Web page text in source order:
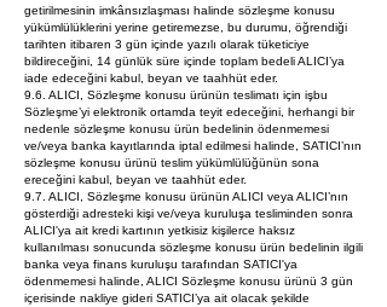
getirilmesinin imkânsızlaşması halinde sözleşme konusu
yükümlülüklerini yerine getiremezse, bu durumu, öğrendiği
tarihten itibaren 3 gün içinde yazılı olarak tüketiciye
bildireceğini, 14 günlük süre içinde toplam bedeli ALICI’ya
iade edeceğini kabul, beyan ve taahhüt eder.
9.6. ALICI, Sözleşme konusu ürünün teslimatı için işbu
Sözleşme’yi elektronik ortamda teyit edeceğini, herhangi bir
nedenle sözleşme konusu ürün bedelinin ödenmemesi
ve/veya banka kayıtlarında iptal edilmesi halinde, SATICI’nın
sözleşme konusu ürünü teslim yükümlülüğünün sona
ereceğini kabul, beyan ve taahhüt eder.
9.7. ALICI, Sözleşme konusu ürünün ALICI veya ALICI’nın
gösterdiği adresteki kişi ve/veya kuruluşa tesliminden sonra
ALICI'ya ait kredi kartının yetkisiz kişilerce haksız
kullanılması sonucunda sözleşme konusu ürün bedelinin ilgili
banka veya finans kuruluşu tarafından SATICI'ya
ödenmemesi halinde, ALICI Sözleşme konusu ürünü 3 gün
içerisinde nakliye gideri SATICI’ya ait olacak şekilde